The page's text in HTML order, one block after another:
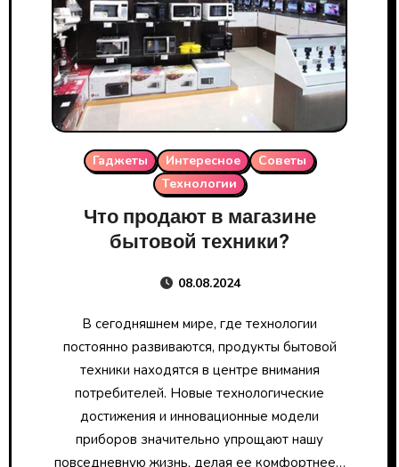
Гаджеты Интересное
Советы
Технологии
Что продают в магазине
бытовой техники?
08.08.2024
В сегодняшнем мире, где технологии
постоянно развиваются, продукты бытовой
техники находятся в центре внимания
потребителей. Новые технологические
достижения и инновационные модели
приборов значительно упрощают нашу
повседневную жизнь, делая ее комфортнее…